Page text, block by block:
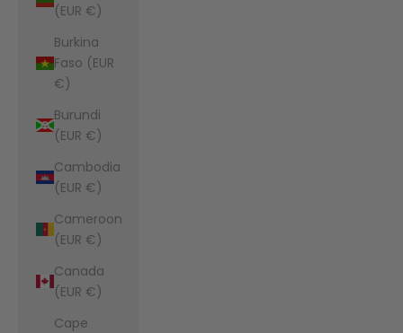
(EUR €)
Burkina
Faso (EUR
€)
Burundi
(EUR €)
Cambodia
(EUR €)
Cameroon
(EUR €)
Canada
(EUR €)
Cape